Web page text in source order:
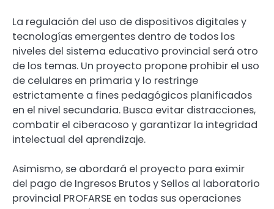
La regulación del uso de dispositivos digitales y
tecnologías emergentes dentro de todos los
niveles del sistema educativo provincial será otro
de los temas. Un proyecto propone prohibir el uso
de celulares en primaria y lo restringe
estrictamente a fines pedagógicos planificados
en el nivel secundaria. Busca evitar distracciones,
combatir el ciberacoso y garantizar la integridad
intelectual del aprendizaje.
Asimismo, se abordará el proyecto para eximir
del pago de Ingresos Brutos y Sellos al laboratorio
provincial PROFARSE en todas sus operaciones